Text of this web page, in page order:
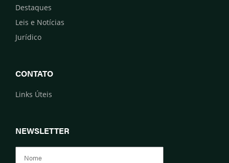
Destaques
Leis e Notícias
Jurídico
CONTATO
Links Úteis
NEWSLETTER